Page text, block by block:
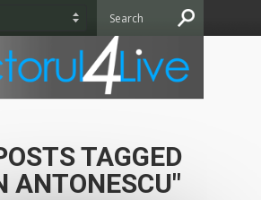
TAGGED
ANTONESCU"